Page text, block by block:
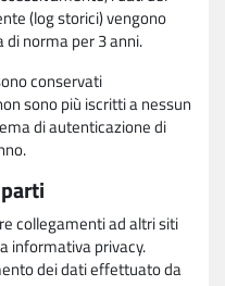
(log storici) vengono
norma per 3 anni.
conservati
sono più iscritti a nessun
di autenticazione di
collegamenti ad altri siti
informativa privacy.
dei dati effettuato da